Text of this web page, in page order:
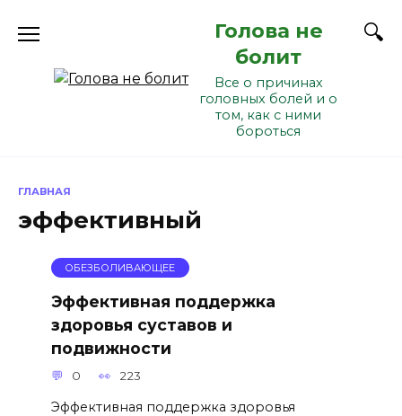
Голова не
болит
Все о причинах
головных болей и о
том, как с ними
бороться
ГЛАВНАЯ
эффективный
ОБЕЗБОЛИВАЮЩЕЕ
Эффективная поддержка
здоровья суставов и
подвижности
0 223
Эффективная поддержка здоровья